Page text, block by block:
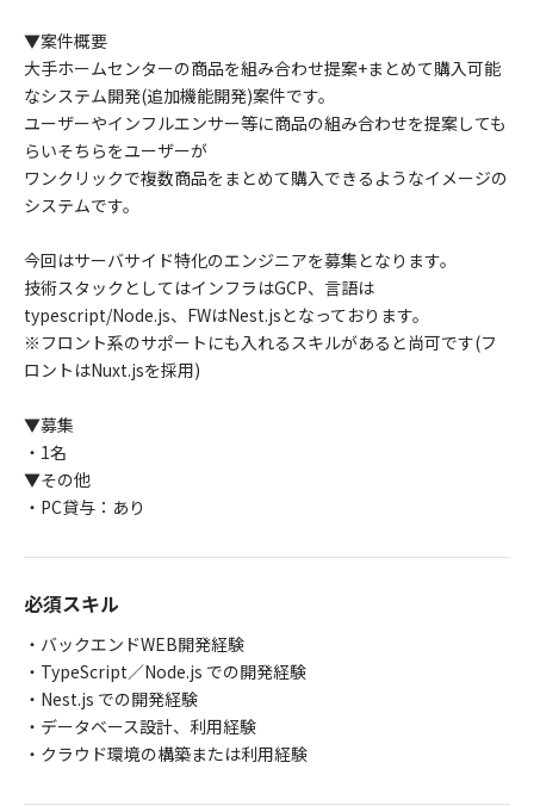
▼案件概要
大手ホームセンターの商品を組み合わせ提案+まとめて購入可能
なシステム開発(追加機能開発)案件です。
ユーザーやインフルエンサー等に商品の組み合わせを提案しても
らいそちらをユーザーが
ワンクリックで複数商品をまとめて購入できるようなイメージの
システムです。
今回はサーバサイド特化のエンジニアを募集となります。
技術スタックとしてはインフラはGCP、言語は
typescript/Node.js、FWはNest.jsとなっております。
※フロント系のサポートにも入れるスキルがあると尚可です(フ
ロントはNuxt.jsを採用)
▼募集
・1名
▼その他
・PC貸与：あり
必須スキル
・バックエンドWEB開発経験
・TypeScript／Node.js での開発経験
・Nest.js での開発経験
・データベース設計、利用経験
・クラウド環境の構築または利用経験